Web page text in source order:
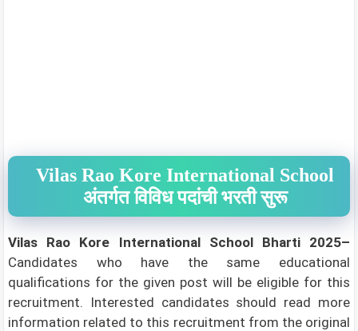
Vilas Rao Kore International School
अंतर्गत विविध पदांची भरती सुरू
Vilas Rao Kore International School Bharti 2025–
Candidates who have the same educational
qualifications for the given post will be eligible for this
recruitment. Interested candidates should read more
information related to this recruitment from the original